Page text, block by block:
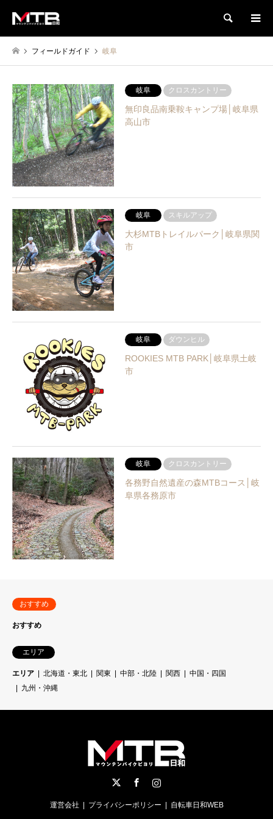
検索
フィールドガイド 岐阜
岐阜 クロスカントリー
無印良品南乗鞍キャンプ場│岐阜県
高山市
岐阜 スキルアップ
大杉MTBトレイルパーク│岐阜県関
市
岐阜 ダウンヒル
ROOKIES MTB PARK│岐阜県土岐
市
岐阜 クロスカントリー
各務野自然遺産の森MTBコース│岐
阜県各務原市
おすすめ
おすすめ
エリア
エリア 北海道・東北 関東 中部・北陸 関西
中国・四国
九州・沖縄
運営会社 プライバシーポリシー 自転車日和WEB